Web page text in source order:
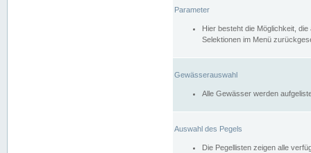
Parameter
Hier besteht die Möglichkeit,
Selektionen im Menü
Gewässerauswahl
Alle Gewässer werden
Auswahl des Pegels
Die Pegellisten zeigen alle